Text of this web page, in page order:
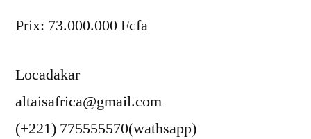
Prix: 73.000.000 Fcfa
Locadakar
altaisafrica@gmail.com
(+221) 775555570(wathsapp)